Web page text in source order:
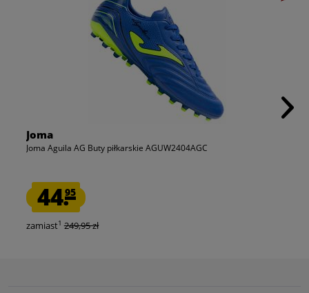
Joma
Joma Aguila AG Buty piłkarskie AGUW2404AGC
44.95
zamiast1 249,95 zł